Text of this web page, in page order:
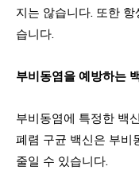
지는 않습니다. 또한
습니다.
부비동염을 예방하는
부비동염에 특정한 백
폐렴 구균 백신은 부비
줄일 수 있습니다.